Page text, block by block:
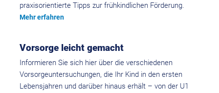
praxisorientierte Tipps zur frühkindlichen Förderung.
Mehr erfahren
Vorsorge leicht gemacht
Informieren Sie sich hier über die verschiedenen
Vorsorgeuntersuchungen, die Ihr Kind in den ersten
Lebensjahren und darüber hinaus erhält – von der U1